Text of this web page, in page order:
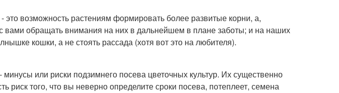
возможность растениям формировать более развитые корни, а,
вами обращать внимания на них в дальнейшем в плане заботы; и на наших
кошки, а не стоять рассада (хотя вот это на любителя).
минусы или риски подзимнего посева цветочных культур. Их существенно
риск того, что вы неверно определите сроки посева, потеплеет, семена